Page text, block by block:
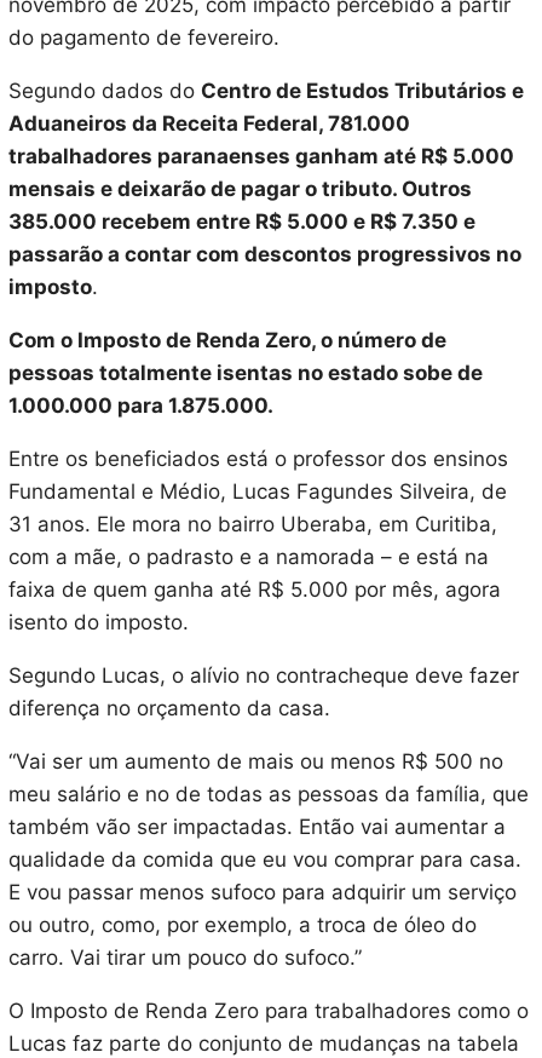
novembro de 2025, com impacto percebido a partir
do pagamento de fevereiro.
Segundo dados do Centro de Estudos Tributários e
Aduaneiros da Receita Federal, 781.000
trabalhadores paranaenses ganham até R$ 5.000
mensais e deixarão de pagar o tributo. Outros
385.000 recebem entre R$ 5.000 e R$ 7.350 e
passarão a contar com descontos progressivos no
imposto.
Com o Imposto de Renda Zero, o número de
pessoas totalmente isentas no estado sobe de
1.000.000 para 1.875.000.
Entre os beneficiados está o professor dos ensinos
Fundamental e Médio, Lucas Fagundes Silveira, de
31 anos. Ele mora no bairro Uberaba, em Curitiba,
com a mãe, o padrasto e a namorada – e está na
faixa de quem ganha até R$ 5.000 por mês, agora
isento do imposto.
Segundo Lucas, o alívio no contracheque deve fazer
diferença no orçamento da casa.
“Vai ser um aumento de mais ou menos R$ 500 no
meu salário e no de todas as pessoas da família, que
também vão ser impactadas. Então vai aumentar a
qualidade da comida que eu vou comprar para casa.
E vou passar menos sufoco para adquirir um serviço
ou outro, como, por exemplo, a troca de óleo do
carro. Vai tirar um pouco do sufoco.”
O Imposto de Renda Zero para trabalhadores como o
Lucas faz parte do conjunto de mudanças na tabela